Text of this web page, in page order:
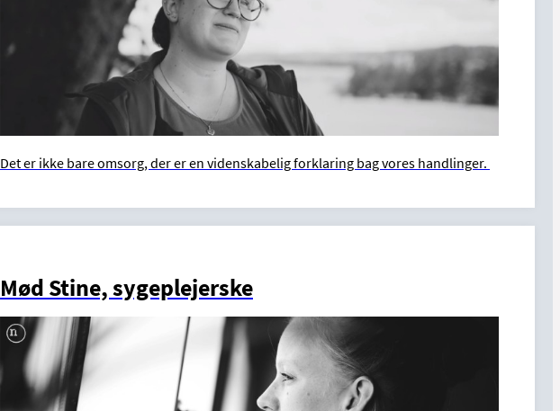
Det er ikke bare omsorg, der er en videnskabelig forklaring bag vores handlinger.
Mød Stine, sygeplejerske